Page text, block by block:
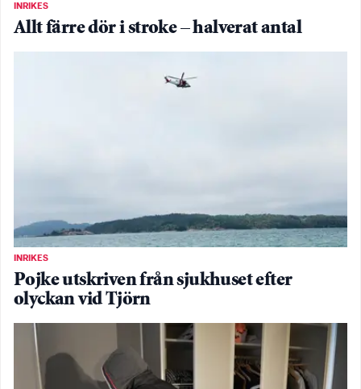
INRIKES
Allt färre dör i stroke – halverat antal
INRIKES
Pojke utskriven från sjukhuset efter
olyckan vid Tjörn